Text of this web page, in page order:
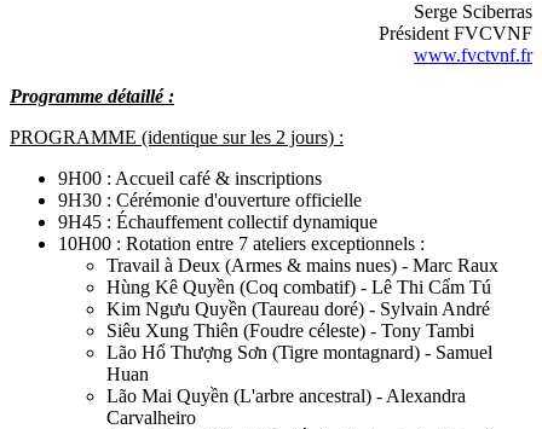
Serge Sciberras
Président FVCVNF
www.fvctvnf.fr
Programme détaillé :
PROGRAMME (identique sur les 2 jours) :
9H00 : Accueil café & inscriptions
9H30 : Cérémonie d'ouverture officielle
9H45 : Échauffement collectif dynamique
10H00 : Rotation entre 7 ateliers exceptionnels :
Travail à Deux (Armes & mains nues) - Marc Raux
Hùng Kê Quyền (Coq combatif) - Lê Thi Cẩm Tú
Kim Ngưu Quyền (Taureau doré) - Sylvain André
Siêu Xung Thiên (Foudre céleste) - Tony Tambi
Lão Hổ Thượng Sơn (Tigre montagnard) - Samuel
Huan
Lão Mai Quyền (L'arbre ancestral) - Alexandra
Carvalheiro